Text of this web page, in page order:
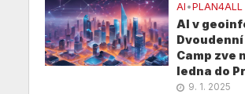
AI •PLAN4ALL
AI v
Dvoudenní
Camp zve
ledna do
9. 1. 2025